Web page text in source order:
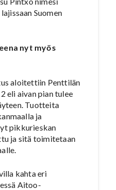
Suomen
nyt myös
aloitettiin Penttilän
eli aivan pian tulee
Tuotteita
ja
pikkurieskan
ja sitä toimitetaan
kahta eri
Aitoo-